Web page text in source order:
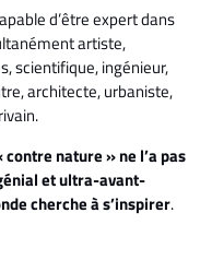
d’être expert dans
artiste,
scientifique, ingénieur,
architecte, urbaniste,
nature » ne l’a pas
et ultra-avant-
cherche à s’inspirer.